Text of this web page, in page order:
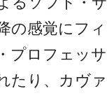
の感覚にフ
プロフェッ
たり、カヴ